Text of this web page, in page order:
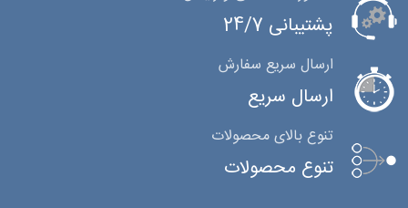
پشتیبانی 24/7
ارسال سریع سفارش
ارسال سریع
تنوع بالای محصولات
تنوع محصولات